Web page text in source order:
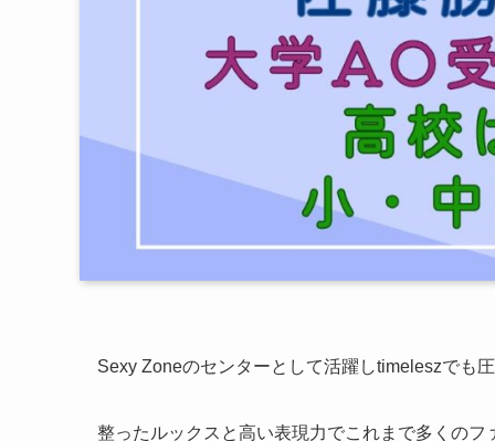
Sexy Zoneのセンターとして活躍しtimeleszでも
整ったルックスと高い表現力でこれまで多くのフ